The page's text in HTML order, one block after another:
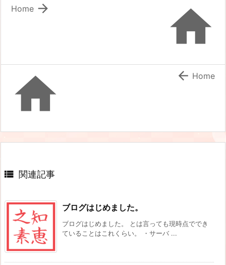


Home
  Home
 関連記事
ブログはじめました。
ブログはじめました。 とは言っても現時点ででき
ていることはこれくらい。 ・サーバ ...